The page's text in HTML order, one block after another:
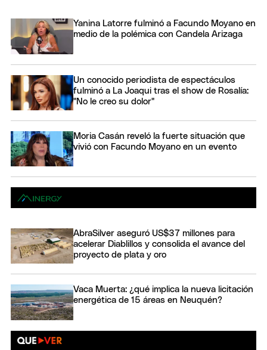
Yanina Latorre fulminó a Facundo Moyano en
medio de la polémica con Candela Arizaga
Un conocido periodista de espectáculos
fulminó a La Joaqui tras el show de Rosalía:
"No le creo su dolor"
Moria Casán reveló la fuerte situación que
vivió con Facundo Moyano en un evento
AbraSilver aseguró US$37 millones para
acelerar Diablillos y consolida el avance del
proyecto de plata y oro
Vaca Muerta: ¿qué implica la nueva licitación
energética de 15 áreas en Neuquén?